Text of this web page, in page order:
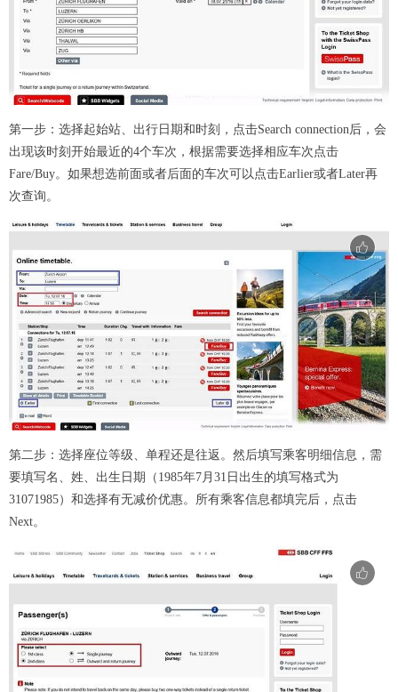
第一步：选择起始站、出行日期和时刻，点击Search connection后，会
出现该时刻开始最近的4个车次，根据需要选择相应车次点击
Fare/Buy。如果想选前面或者后面的车次可以点击Earlier或者Later再
次查询。
第二步：选择座位等级、单程还是往返。然后填写乘客明细信息，需
要填写名、姓、出生日期（1985年7月31日出生的填写格式为
31071985）和选择有无减价优惠。所有乘客信息都填完后，点击
Next。